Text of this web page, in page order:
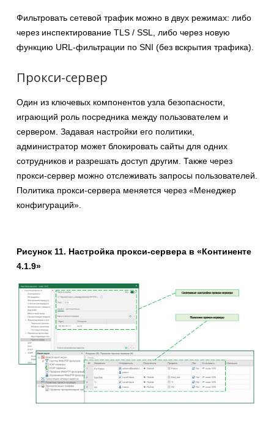
Фильтровать сетевой трафик можно в двух режимах: либо
через инспектирование TLS / SSL, либо через новую
функцию URL-фильтрации по SNI (без вскрытия трафика).
Прокси-сервер
Один из ключевых компонентов узла безопасности,
играющий роль посредника между пользователем и
сервером. Задавая настройки его политики,
администратор может блокировать сайты для одних
сотрудников и разрешать доступ другим. Также через
прокси-сервер можно отслеживать запросы пользователей.
Политика прокси-сервера меняется через «Менеджер
конфигураций».
Рисунок 11. Настройка прокси-сервера в «Континенте
4.1.9»